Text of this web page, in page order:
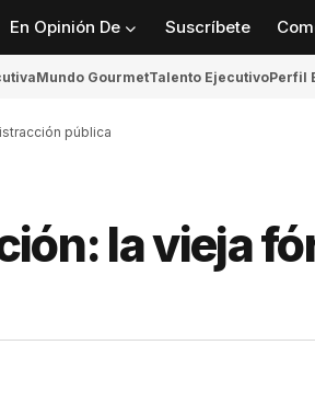
En Opinión De Suscríbete
Mundo GourmetTalento EjecutivoPerfil
pública
la vieja